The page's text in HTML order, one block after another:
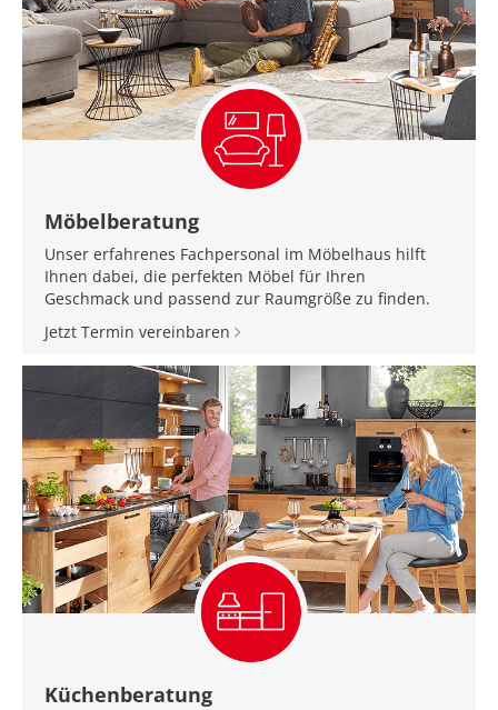
Möbelberatung
Unser erfahrenes Fachpersonal im Möbelhaus hilft
Ihnen dabei, die perfekten Möbel für Ihren
Geschmack und passend zur Raumgröße zu finden.
Jetzt Termin vereinbaren
Küchenberatung